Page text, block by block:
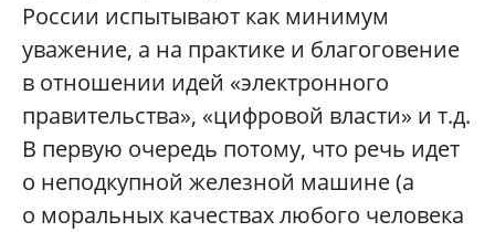
России испытывают как минимум
уважение, а на практике и благоговение
в отношении идей «электронного
правительства», «цифровой власти» и т.д.
В первую очередь потому, что речь идет
о неподкупной железной машине (а
о моральных качествах любого человека